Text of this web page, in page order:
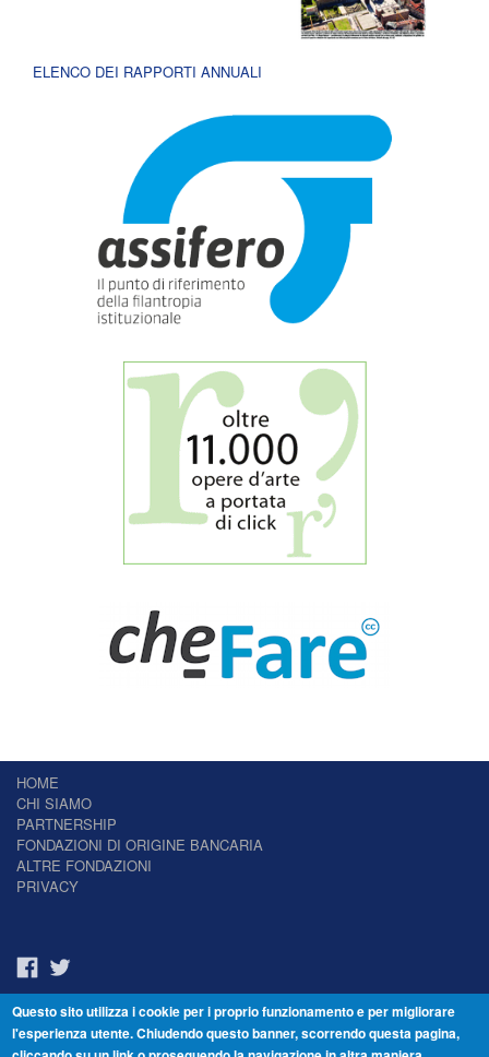
ELENCO DEI RAPPORTI ANNUALI
HOME
CHI SIAMO
PARTNERSHIP
FONDAZIONI DI ORIGINE BANCARIA
ALTRE FONDAZIONI
PRIVACY
Il Giornale delle Fondazioni - Periodico telematico
Reg. Tribunale n.7 del 22/07/2014 – ISSN 2421-2466
Questo sito utilizza i cookie per i proprio funzionamento e per migliorare
l'esperienza utente. Chiudendo questo banner, scorrendo questa pagina,